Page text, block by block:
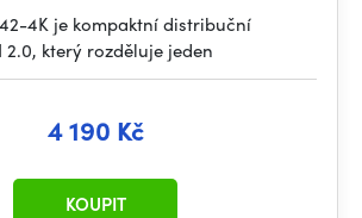
4K je kompaktní distribuční
který rozděluje jeden
4 190 Kč
KOUPIT